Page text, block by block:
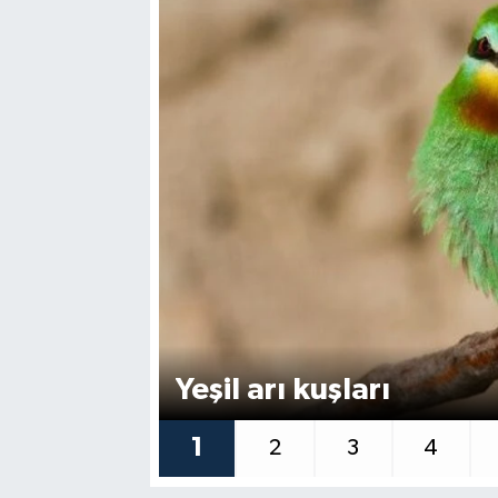
Yeşil arı kuşları
1 2 3 4